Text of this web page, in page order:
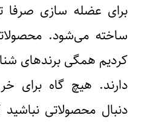
برای عضله سازی صرفا
ساخته می‌شود.
کردیم همگی برندهای
دارند. هیچ گاه برای
دنبال محصولاتی